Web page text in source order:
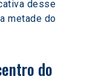
desse
metade do
do